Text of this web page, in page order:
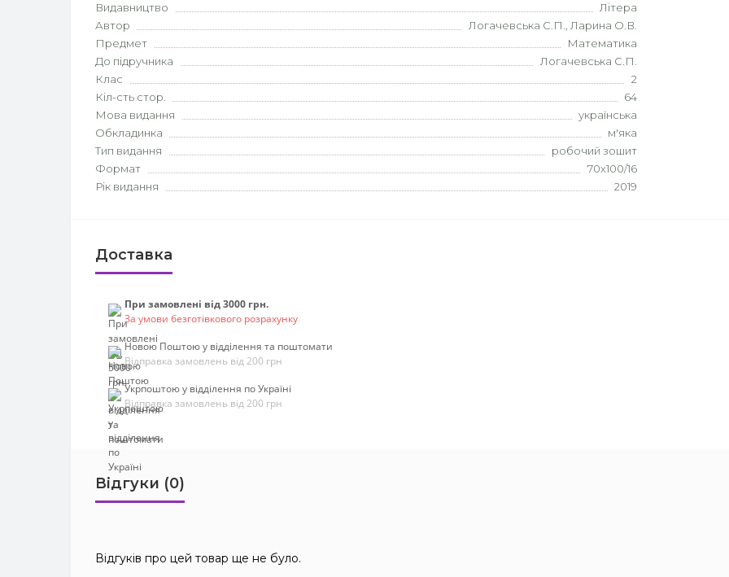
Видавництво
Літера
Автор
Логачевська С.П., Ларина О.В.
Предмет
Математика
До підручника
Логачевська С.П.
Клас
2
Кіл-сть стор.
64
Мова видання
українська
Обкладинка
м'яка
Тип видання
робочий зошит
Формат
70х100/16
Рік видання
2019
Доставка
При замовлені від 3000 грн.
За умови безготівкового розрахунку
Новою Поштою у відділення та поштомати
Відправка замовлень від 200 грн
Укрпоштою у відділення по Україні
Відправка замовлень від 200 грн
Відгуки (0)
Відгуків про цей товар ще не було.